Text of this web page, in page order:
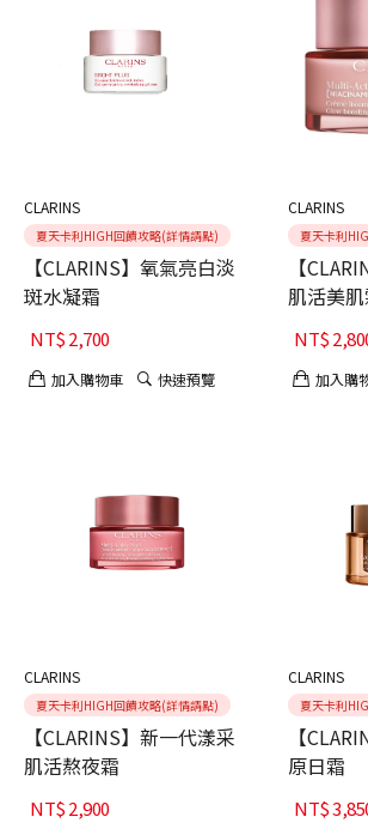
CLARINS
夏天卡利HIGH回饋攻略(詳情請點)
【CLARINS】氧氣亮白淡
斑水凝霜
NT$2,700
加入購物車 快速預覽
CLARINS
夏天卡利
【
肌活美
NT$
加入購
CLARINS
夏天卡利HIGH回饋攻略(詳情請點)
【CLARINS】新一代漾采
肌活熬夜霜
NT$2,900
CLARINS
夏天卡利
【
原日霜
NT$